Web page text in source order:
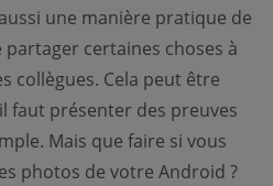
une manière pratique de
certaines choses à
collègues. Cela peut être
faut présenter des preuves
Mais que faire si vous
photos de votre Android ?